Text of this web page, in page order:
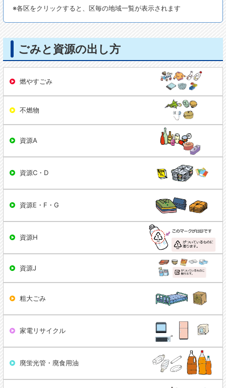
※各区をクリックすると、区毎の地域一覧が表示されます
ごみと資源の出し方
燃やすごみ
不燃物
資源A
資源C・D
資源E・F・G
資源H
資源J
粗大ごみ
家電リサイクル
廃蛍光管・廃食用油